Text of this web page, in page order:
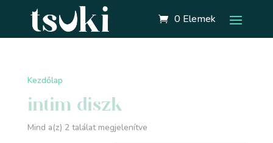
0 Elemek
Kezdőlap
intim diszk
Mind a(z) 2 találat megjelenítve